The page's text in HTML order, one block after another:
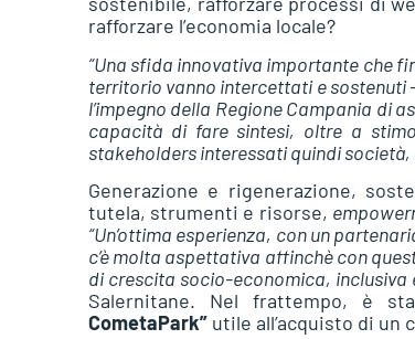
rafforzare l’economia locale?
“Una sfida innovativa importante che
territorio vanno intercettati e sostenuti
l’impegno della Regione Campania di
capacità di fare sintesi, oltre a
stakeholders interessati quindi
Generazione e rigenerazione,
tutela, strumenti e risorse,
“Un’ottima esperienza, con un
c’è molta aspettativa affinchè con
di crescita socio-economica, inclusiva
Salernitane. Nel frattempo, è
CometaPark” utile all’acquisto di un